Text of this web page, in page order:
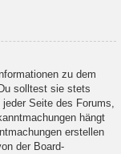
zu dem
solltest sie stets
Seite des Forums,
hängt
erstellen
der Board-